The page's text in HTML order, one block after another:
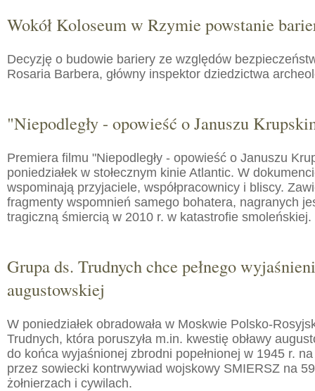
Wokół Koloseum w Rzymie powstanie
Decyzję o budowie bariery ze względów
Rosaria Barbera, główny inspektor dziedzictwa
"Niepodległy - opowieść o Januszu
Premiera filmu "Niepodległy - opowieść o Januszu
poniedziałek w stołecznym kinie Atlantic. W
wspominają przyjaciele, współpracownicy i bliscy.
fragmenty wspomnień samego bohatera, nagranych
tragiczną śmiercią w 2010 r. w katastrofie smoleńskiej.
Grupa ds. Trudnych chce pełnego
augustowskiej
W poniedziałek obradowała w Moskwie Polsko-
Trudnych, która poruszyła m.in. kwestię obławy
do końca wyjaśnionej zbrodni popełnionej w 1945 r.
przez sowiecki kontrwywiad wojskowy SMIERSZ na
żołnierzach i cywilach.